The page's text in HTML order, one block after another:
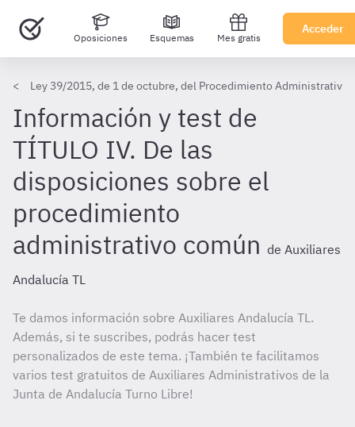
Oposiciones Esquemas Mes gratis
Acceder
Ley 39/2015, de 1 de octubre, del Procedimiento Administrativo
Información y test de
TÍTULO IV. De las
disposiciones sobre el
procedimiento
administrativo común de Auxiliares
Andalucía TL
Te damos información sobre Auxiliares Andalucía TL.
Además, si te suscribes, podrás hacer test
personalizados de este tema. ¡También te facilitamos
varios test gratuitos de Auxiliares Administrativos de la
Junta de Andalucía Turno Libre!